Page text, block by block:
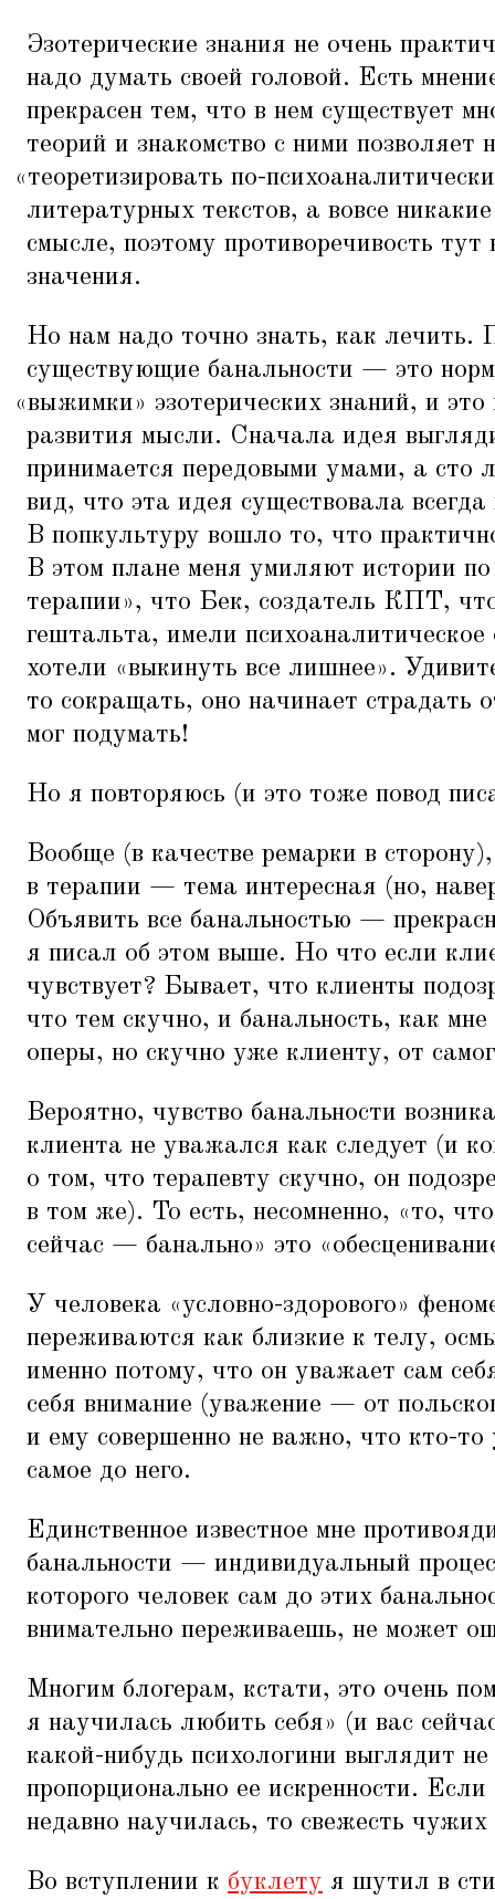
Эзотерические знания не очень
надо думать своей головой. Есть
прекрасен тем, что в нем существует
теорий и знакомство с ними позволяет
«теоретизировать по-
литературных текстов, а вовсе
смысле, поэтому противоречивость тут
значения.
Но нам надо точно знать, как лечить.
существующие банальности — это
«выжимки» эзотерических знаний, и
развития мысли. Сначала идея
принимается передовыми умами, а сто
вид, что эта идея существовала
В попкультуру вошло то, что
В этом плане меня умиляют истории
терапии», что Бек, создатель КПТ,
гештальта, имели психоаналитическое
хотели «выкинуть все лишнее».
то сокращать, оно начинает страдать
мог подумать!
Но я повторяюсь (и это тоже повод
Вообще (в качестве ремарки в
в терапии — тема интересная (но,
Объявить все банальностью —
я писал об этом выше. Но что если
чувствует? Бывает, что клиенты
что тем скучно, и банальность, как
оперы, но скучно уже клиенту, от
Вероятно, чувство банальности
клиента не уважался как следует (и
о том, что терапевту скучно, он
в том же). То есть, несомненно, «то,
сейчас — банально» это «
У человека «условно-здорового»
переживаются как близкие к телу,
именно потому, что он уважает сам
себя внимание (уважение — от
и ему совершенно не важно, что кто-
самое до него.
Единственное известное мне
банальности — индивидуальный
которого человек сам до этих
внимательно переживаешь, не может
Многим блогерам, кстати, это очень
я научилась любить себя» (и вас
какой-нибудь психологини выглядит
пропорционально ее искренности. Если
недавно научилась, то свежесть
Во вступлении к буклету я шутил в